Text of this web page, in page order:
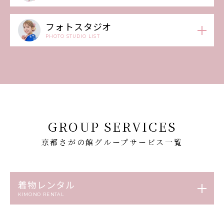
フォトスタジオ
PHOTO STUDIO LIST
GROUP SERVICES
京都さがの館グループサービス一覧
着物レンタル
KIMONO RENTAL